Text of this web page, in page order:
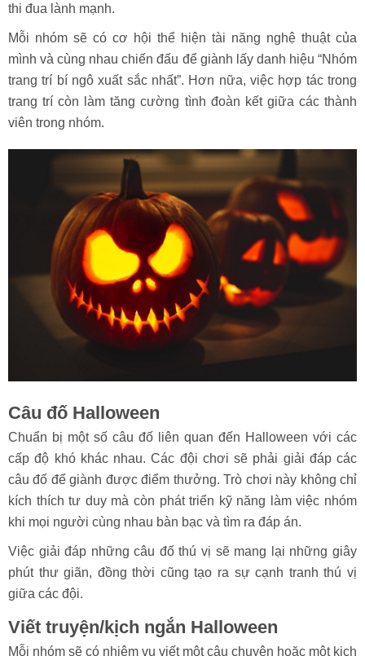
thi đua lành mạnh.
Mỗi nhóm sẽ có cơ hội thể hiện tài năng nghệ thuật của
mình và cùng nhau chiến đấu để giành lấy danh hiệu “Nhóm
trang trí bí ngô xuất sắc nhất”. Hơn nữa, việc hợp tác trong
trang trí còn làm tăng cường tình đoàn kết giữa các thành
viên trong nhóm.
Câu đố Halloween
Chuẩn bị một số câu đố liên quan đến Halloween với các
cấp độ khó khác nhau. Các đội chơi sẽ phải giải đáp các
câu đố để giành được điểm thưởng. Trò chơi này không chỉ
kích thích tư duy mà còn phát triển kỹ năng làm việc nhóm
khi mọi người cùng nhau bàn bạc và tìm ra đáp án.
Việc giải đáp những câu đố thú vị sẽ mang lại những giây
phút thư giãn, đồng thời cũng tạo ra sự cạnh tranh thú vị
giữa các đội.
Viết truyện/kịch ngắn Halloween
Mỗi nhóm sẽ có nhiệm vụ viết một câu chuyện hoặc một kịch